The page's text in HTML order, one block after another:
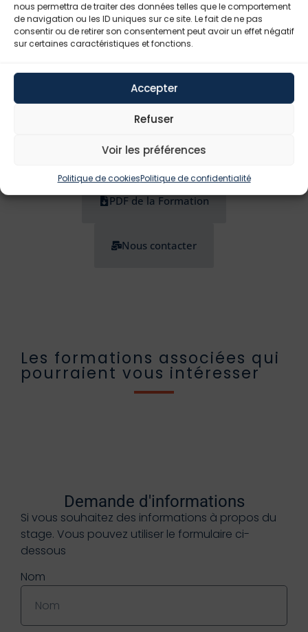
nous permettra de traiter des données telles que le comportement
de navigation ou les ID uniques sur ce site. Le fait de ne pas
consentir ou de retirer son consentement peut avoir un effet négatif
sur certaines caractéristiques et fonctions.
Accepter
Refuser
Voir les préférences
Politique de cookiesPolitique de confidentialité
Optimisation du cas aérostructure
Extensions vers d’autres formulations
récentes
Bulletin d'inscription (à remplir)
PDF de la Formation
Nous contacter
Les formations associées qui
pourraient vous intéresser
Demande d'informations
Si vous souhaitez des informations à propos du
stage. Vous pouvez utiliser le formulaire ci-
dessous
Nom